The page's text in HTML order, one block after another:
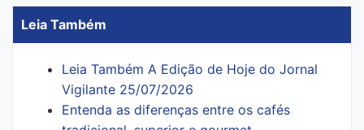
Leia Também
Leia Também A Edição de Hoje do Jornal
Vigilante 25/07/2026
Entenda as diferenças entre os cafés